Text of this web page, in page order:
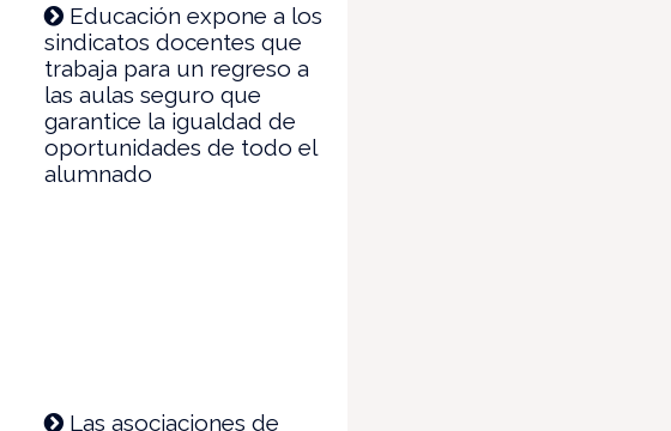
Educación expone a los
sindicatos docentes que
trabaja para un regreso a
las aulas seguro que
garantice la igualdad de
oportunidades de todo el
alumnado
Las asociaciones de